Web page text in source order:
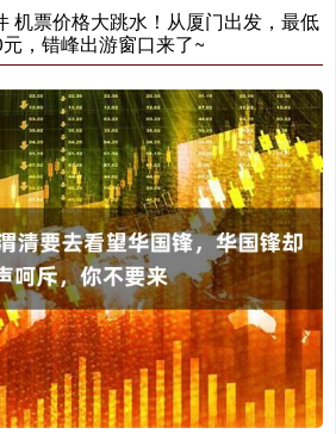
机票价格大跳水！从厦门出发，最低
，错峰出游窗口来了~